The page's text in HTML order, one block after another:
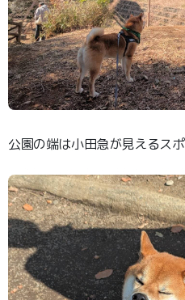
公園の端は小田急が見えるス